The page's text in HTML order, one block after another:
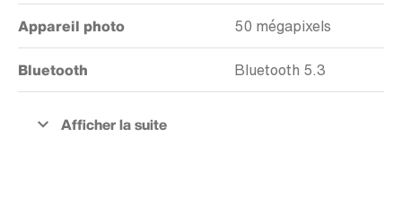
Appareil photo 50 mégapixels
Bluetooth Bluetooth 5.3